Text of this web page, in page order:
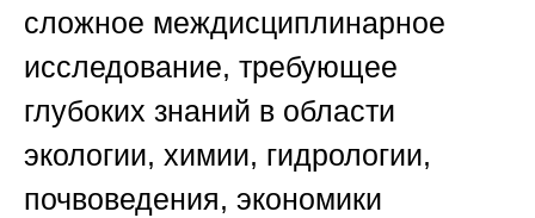
сложное междисциплинарное
исследование, требующее
глубоких знаний в области
экологии, химии, гидрологии,
почвоведения, экономики